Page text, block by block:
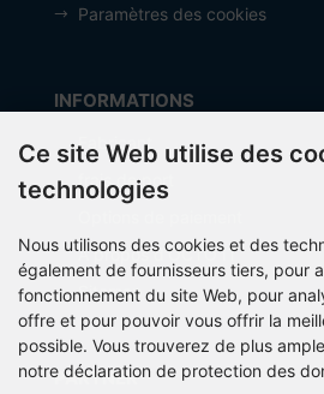
Paramètres des cookies
INFORMATIONS
Fabricant
frais de port
À propos d’OCTO IT
Sitemap
PARTNER
Ce site Web utilise des
technologies
Nous utilisons des cookies et des
également de fournisseurs tiers, pour
fonctionnement du site Web, pour
offre et pour pouvoir vous offrir la
possible. Vous trouverez de plus
notre déclaration de protection des